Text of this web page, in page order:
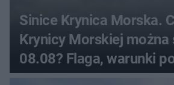
Sinice Krynica Morska.
Krynicy Morskiej można
08.08? Flaga, warunki